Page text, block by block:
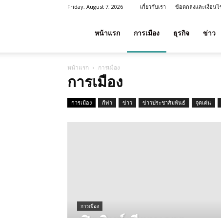
Friday, August 7, 2026 เกี่ยวกับเรา ข้อตกลงและเงื่อนไ
ลาภ
ประเทศไทย
หน้าแรก การเมือง ธุรกิจ ข่าว
หน้าแรก การเมือง
การเมือง
การเมือง กีฬา ข่าว ข่าวประชาสัมพันธ์ จุดเด่น
การเมือง